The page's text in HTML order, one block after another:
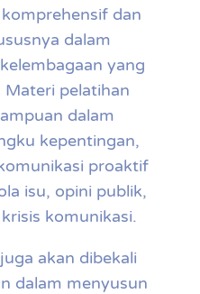
dan
dalam
yang
pelatihan
dalam
kepentingan,
proaktif
isu, opini publik,
komunikasi.
akan dibekali
dalam menyusun